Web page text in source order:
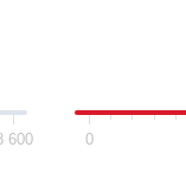
600 0